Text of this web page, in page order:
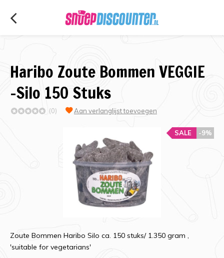
Haribo Zoute Bommen VEGGIE
-Silo 150 Stuks
(0) Aan verlanglijst toevoegen
-9%
SALE
Zoute Bommen Haribo Silo ca. 150 stuks/ 1.350 gram ,
'suitable for vegetarians'